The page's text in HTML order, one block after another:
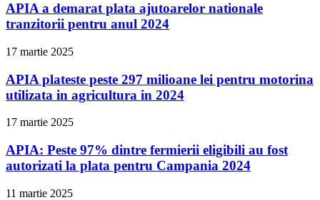
APIA a demarat plata ajutoarelor nationale
tranzitorii pentru anul 2024
17 martie 2025
APIA plateste peste 297 milioane lei pentru motorina
utilizata in agricultura in 2024
17 martie 2025
APIA: Peste 97% dintre fermierii eligibili au fost
autorizati la plata pentru Campania 2024
11 martie 2025